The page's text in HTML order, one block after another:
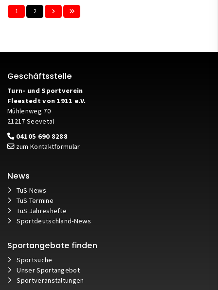
1 2
Geschäftsstelle
Turn- und Sportverein
Fleestedt von 1911 e.V.
Mühlenweg 70
21217 Seevetal
04105 690 8288
zum Kontaktformular
News
TuS News
TuS Termine
TuS Jahreshefte
Sportdeutschland-News
Sportangebote finden
Sportsuche
Unser Sportangebot
Sportveranstaltungen